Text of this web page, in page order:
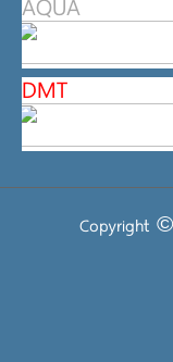
DMT
Copyright